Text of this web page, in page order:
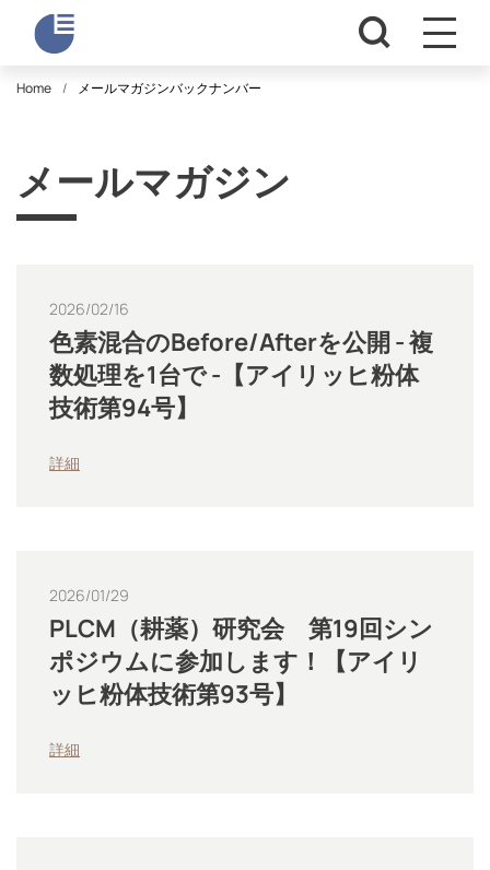
Home メールマガジンバックナンバー
メールマガジン
2026/02/16
色素混合のBefore/Afterを公開 - 複
数処理を1台で -【アイリッヒ粉体
技術第94号】
詳細
2026/01/29
PLCM（耕薬）研究会 第19回シン
ポジウムに参加します！【アイリ
ッヒ粉体技術第93号】
詳細